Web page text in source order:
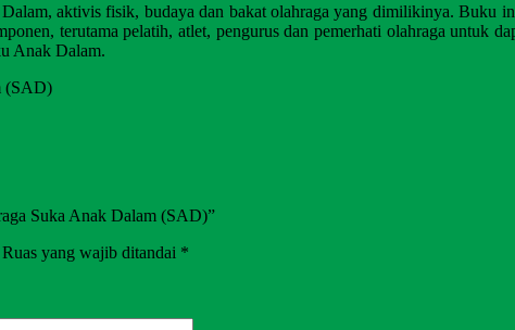
aktivis fisik, budaya dan bakat olahraga yang dimilikinya. Buku
terutama pelatih, atlet, pengurus dan pemerhati olahraga untuk
Anak Dalam.
(SAD)
Suka Anak Dalam (SAD)”
Ruas yang wajib ditandai *